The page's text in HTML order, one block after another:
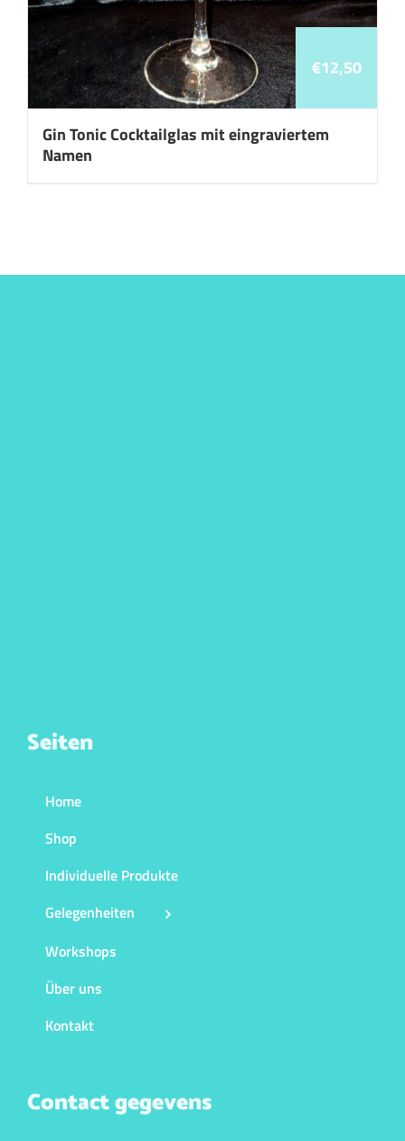
Gin Tonic Cocktailglas mit eingraviertem
Namen
€12,50
Seiten
Home
Shop
Individuelle Produkte
Gelegenheiten
Workshops
Über uns
Kontakt
Contact gegevens